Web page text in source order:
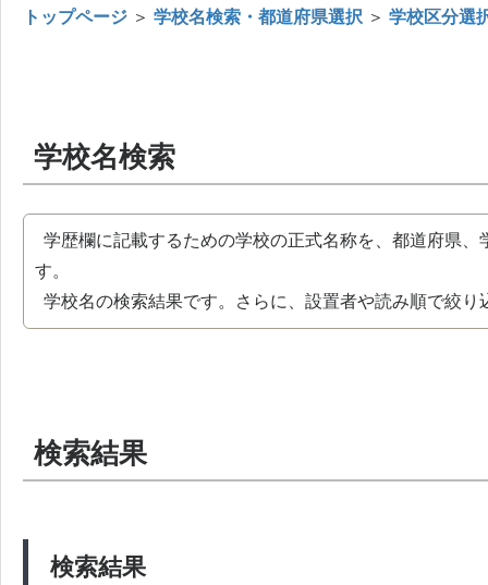
トップページ ＞ 学校名検索・都道府県選択 ＞ 学校区分選
学校名検索
学歴欄に記載するための学校の正式名称を、都道府県
す。
学校名の検索結果です。さらに、設置者や読み順で絞り
検索結果
検索結果